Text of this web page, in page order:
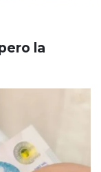
la